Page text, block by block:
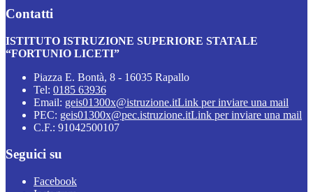
Contatti
ISTITUTO ISTRUZIONE SUPERIORE STATALE
“FORTUNIO LICETI”
Piazza E. Bontà, 8 - 16035 Rapallo
Tel: 0185 63936
Email: geis01300x@istruzione.itLink per inviare una mail
PEC: geis01300x@pec.istruzione.itLink per inviare una mail
C.F.: 91042500107
Seguici su
Facebook